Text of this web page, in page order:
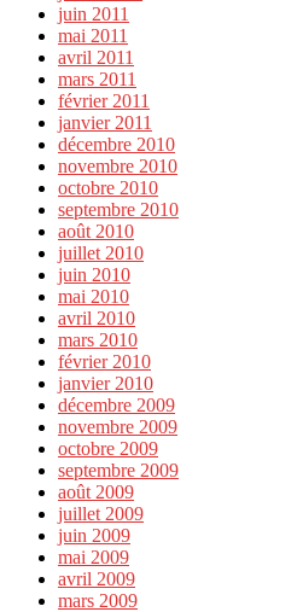
juin 2011
mai 2011
avril 2011
mars 2011
février 2011
janvier 2011
décembre 2010
novembre 2010
octobre 2010
septembre 2010
août 2010
juillet 2010
juin 2010
mai 2010
avril 2010
mars 2010
février 2010
janvier 2010
décembre 2009
novembre 2009
octobre 2009
septembre 2009
août 2009
juillet 2009
juin 2009
mai 2009
avril 2009
mars 2009